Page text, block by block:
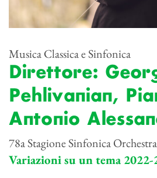
Musica Classica e Sinfonica
Direttore:
Pehlivanian,
Antonio
78a Stagione Sinfonica
Variazioni su un tema 2022-